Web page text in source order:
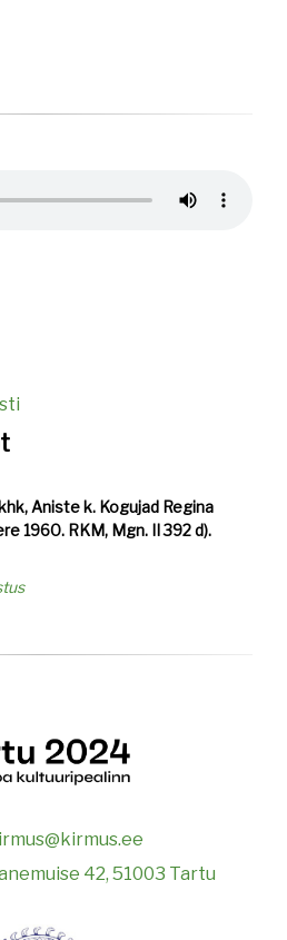
Aniste k. Kogujad Regina
1960. RKM, Mgn. II 392 d).
42, 51003 Tartu